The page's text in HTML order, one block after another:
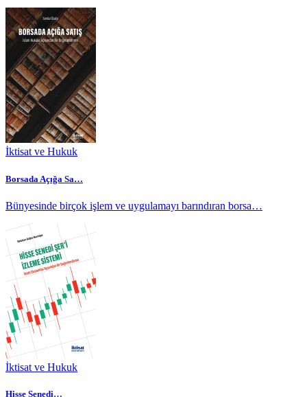
İktisat ve Hukuk
Borsada Açığa Sa…
Bünyesinde birçok işlem ve uygulamayı barındıran borsa…
İktisat ve Hukuk
Hisse Senedi…